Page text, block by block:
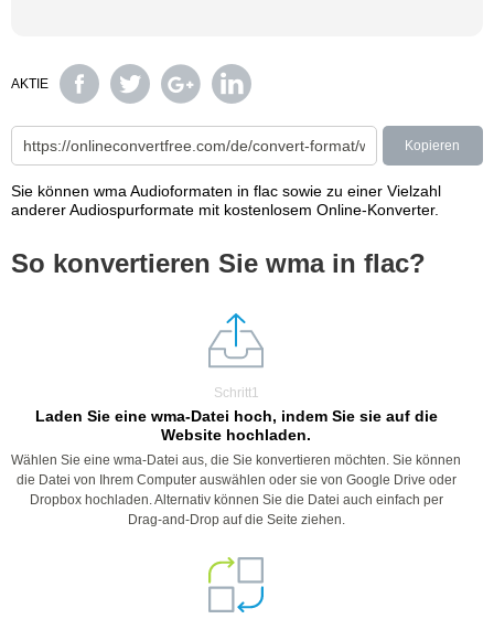
AKTIE
Kopieren
Sie können wma Audioformaten in flac sowie zu einer Vielzahl
anderer Audiospurformate mit kostenlosem Online-Konverter.
So konvertieren Sie wma in flac?
Schritt1
Laden Sie eine wma-Datei hoch, indem Sie sie auf die
Website hochladen.
Wählen Sie eine wma-Datei aus, die Sie konvertieren möchten. Sie können
die Datei von Ihrem Computer auswählen oder sie von Google Drive oder
Dropbox hochladen. Alternativ können Sie die Datei auch einfach per
Drag-and-Drop auf die Seite ziehen.